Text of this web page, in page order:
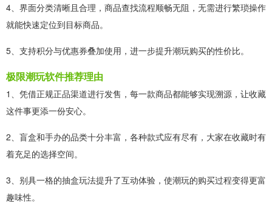
4、界面分类清晰且合理，商品查找流程顺畅无阻，无需进行繁琐操作
就能快速定位到目标商品。
5、支持积分与优惠券叠加使用，进一步提升潮玩购买的性价比。
极限潮玩软件推荐理由
1、凭借正规正品渠道进行发售，每一款商品都能够实现溯源，让收藏
这件事更添一份安心。
2、盲盒和手办的品类十分丰富，各种款式应有尽有，大家在收藏时有
着充足的选择空间。
3、别具一格的抽盒玩法提升了互动体验，使潮玩的购买过程变得更富
趣味性。